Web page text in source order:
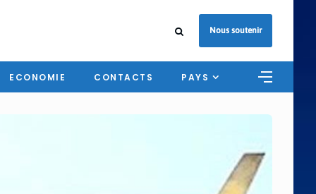
Nous soutenir
ECONOMIE CONTACTS PAYS